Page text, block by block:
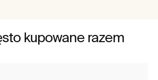
kupowane razem